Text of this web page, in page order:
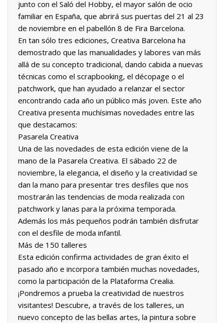
junto con el Saló del Hobby, el mayor salón de ocio
familiar en España, que abrirá sus puertas del 21 al 23
de noviembre en el pabellón 8 de Fira Barcelona.
En tan sólo tres ediciones, Creativa Barcelona ha
demostrado que las manualidades y labores van más
allá de su concepto tradicional, dando cabida a nuevas
técnicas como el scrapbooking, el décopage o el
patchwork, que han ayudado a relanzar el sector
encontrando cada año un público más joven. Este año
Creativa presenta muchísimas novedades entre las
que destacamos:
Pasarela Creativa
Una de las novedades de esta edición viene de la
mano de la Pasarela Creativa. El sábado 22 de
noviembre, la elegancia, el diseño y la creatividad se
dan la mano para presentar tres desfiles que nos
mostrarán las tendencias de moda realizada con
patchwork y lanas para la próxima temporada.
Además los más pequeños podrán también disfrutar
con el desfile de moda infantil.
Más de 150 talleres
Esta edición confirma actividades de gran éxito el
pasado año e incorpora también muchas novedades,
como la participación de la Plataforma Crealia.
¡Pondremos a prueba la creatividad de nuestros
visitantes! Descubre, a través de los talleres, un
nuevo concepto de las bellas artes, la pintura sobre